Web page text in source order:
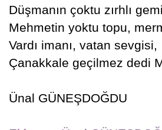
Düşmanın çoktu zırhlı
Mehmetin yoktu topu,
Vardı imanı, vatan sevgisi,
Çanakkale geçilmez dedi
Ünal GÜNEŞDOĞDU